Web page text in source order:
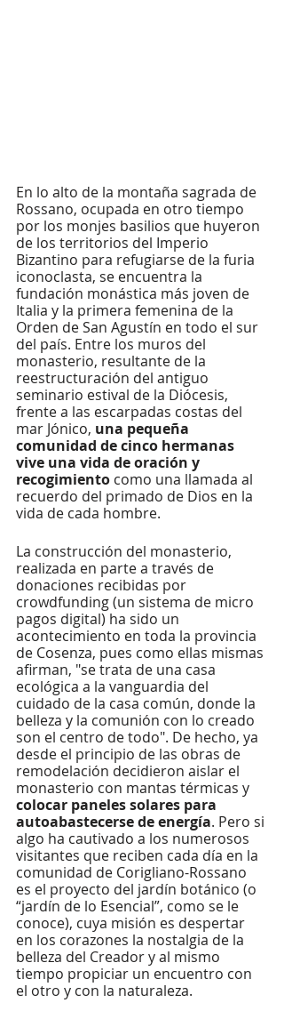
En lo alto de la montaña sagrada de
Rossano, ocupada en otro tiempo
por los monjes basilios que huyeron
de los territorios del Imperio
Bizantino para refugiarse de la furia
iconoclasta, se encuentra la
fundación monástica más joven de
Italia y la primera femenina de la
Orden de San Agustín en todo el sur
del país. Entre los muros del
monasterio, resultante de la
reestructuración del antiguo
seminario estival de la Diócesis,
frente a las escarpadas costas del
mar Jónico, una pequeña
comunidad de cinco hermanas
vive una vida de oración y
recogimiento como una llamada al
recuerdo del primado de Dios en la
vida de cada hombre.
La construcción del monasterio,
realizada en parte a través de
donaciones recibidas por
crowdfunding (un sistema de micro
pagos digital) ha sido un
acontecimiento en toda la provincia
de Cosenza, pues como ellas mismas
afirman, "se trata de una casa
ecológica a la vanguardia del
cuidado de la casa común, donde la
belleza y la comunión con lo creado
son el centro de todo". De hecho, ya
desde el principio de las obras de
remodelación decidieron aislar el
monasterio con mantas térmicas y
colocar paneles solares para
autoabastecerse de energía. Pero si
algo ha cautivado a los numerosos
visitantes que reciben cada día en la
comunidad de Corigliano-Rossano
es el proyecto del jardín botánico (o
“jardín de lo Esencial”, como se le
conoce), cuya misión es despertar
en los corazones la nostalgia de la
belleza del Creador y al mismo
tiempo propiciar un encuentro con
el otro y con la naturaleza.